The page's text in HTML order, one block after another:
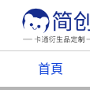
首頁